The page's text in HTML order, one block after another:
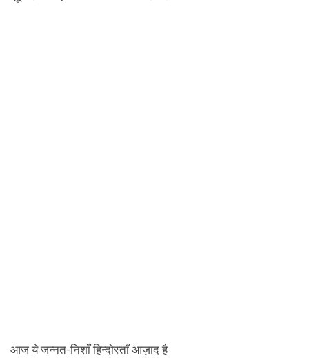
आज ये जन्नत-निशाँ हिन्दोस्ताँ आज़ाद है